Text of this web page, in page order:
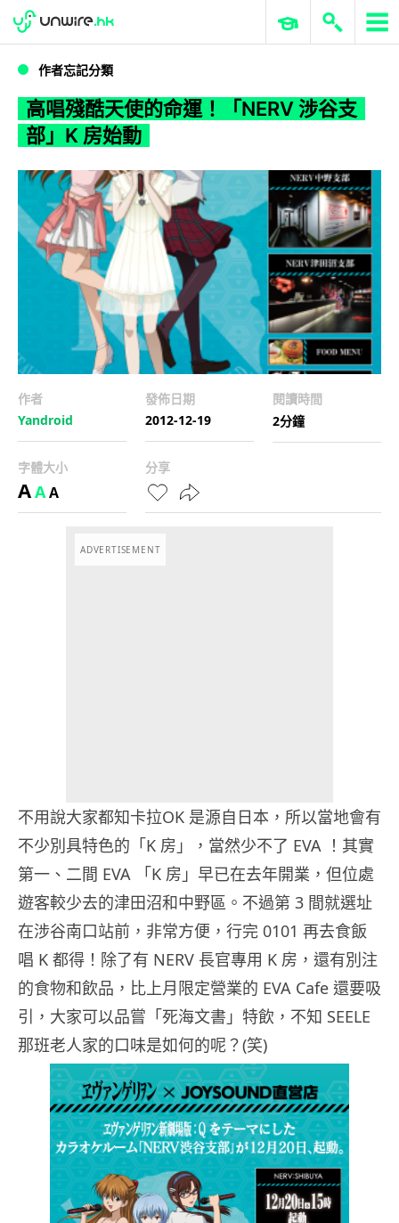
WWDC 2026 ERP 與商業 AI
作者忘記分類
高唱殘酷天使的命運！「NERV 涉谷支
部」K 房始動
作者
Yandroid
發佈日期
2012-12-19
閱讀時間
2分鐘
字體大小
AAA
分享
ADVERTISEMENT
不用說大家都知卡拉OK 是源自日本，所以當地會有
不少別具特色的「K 房」，當然少不了 EVA ！其實
第一、二間 EVA 「K 房」早已在去年開業，但位處
遊客較少去的津田沼和中野區。不過第 3 間就選址
在涉谷南口站前，非常方便，行完 0101 再去食飯
唱 K 都得！除了有 NERV 長官專用 K 房，還有別注
的食物和飲品，比上月限定營業的 EVA Cafe 還要吸
引，大家可以品嘗「死海文書」特飲，不知 SEELE
那班老人家的口味是如何的呢？(笑)